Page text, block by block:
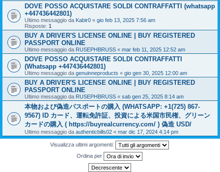
DOVE POSSO ACQUISTARE SOLDI CONTRAFFATTI (whatsapp
+447436442801)
Ultimo messaggio da Kabir0 « gio feb 13, 2025 7:56 am
Risposte: 1
BUY A DRIVER'S LICENSE ONLINE | BUY REGISTERED
PASSPORT ONLINE
Ultimo messaggio da RUSEPHBRUSS « mar feb 11, 2025 12:52 am
DOVE POSSO ACQUISTARE SOLDI CONTRAFFATTI
(Whatsapp +447436442801)
Ultimo messaggio da genuinneproducts « gio gen 30, 2025 12:00 am
BUY A DRIVER'S LICENSE ONLINE | BUY REGISTERED
PASSPORT ONLINE
Ultimo messaggio da RUSEPHBRUSS « sab gen 25, 2025 8:14 am
本物および偽造パスポートの購入 (WHATSAPP: +1(725) 867-
9567) ID カード、運転免許証、投資による米国市民権、グリーン
カードの購入 ( https://buyrealcurrency.com/ ) 偽造 USD/
Ultimo messaggio da authenticbills02 « mar dic 17, 2024 4:14 pm
Visualizza ultimi argomenti:
Ordina per